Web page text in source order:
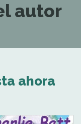
autor
ahora